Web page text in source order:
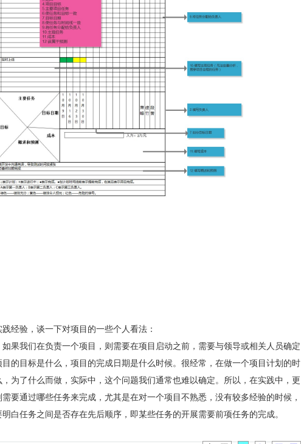
验，谈一下对项目的一些个人看法：
我们在负责一个项目，则需要在项目启动之前，需要与领导或相关人员确定
的目标是什么，项目的完成日期是什么时候。很经常，在做一个项目计划的时
为了什么而做，实际中，这个问题我们通常也难以确定。所以，在实践中，更
要通过哪些任务来完成，尤其是在对一个项目不熟悉，没有较多经验的时候，
白任务之间是否存在先后顺序，即某些任务的开展需要前项任务的完成。